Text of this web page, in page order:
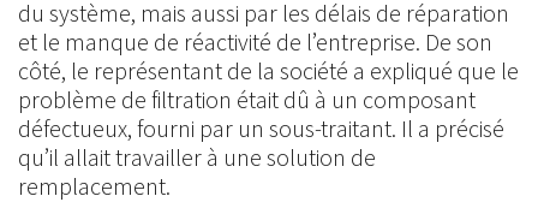
du système, mais aussi par les délais de réparation
et le manque de réactivité de l’entreprise. De son
côté, le représentant de la société a expliqué que le
problème de filtration était dû à un composant
défectueux, fourni par un sous-traitant. Il a précisé
qu’il allait travailler à une solution de
remplacement.